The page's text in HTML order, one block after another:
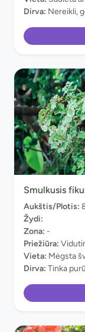
Dirva: Nereikli,
Smulkusis
Aukštis/Plotis:
Žydi:
Zona: -
Priežiūra:
Vieta: Mėgsta
Dirva: Tinka